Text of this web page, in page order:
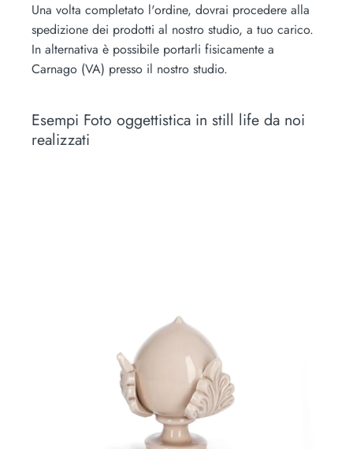
Una volta completato l'ordine, dovrai procedere alla
spedizione dei prodotti al nostro studio, a tuo carico.
In alternativa è possibile portarli fisicamente a
Carnago (VA) presso il nostro studio.
Esempi Foto oggettistica in still life da noi
realizzati